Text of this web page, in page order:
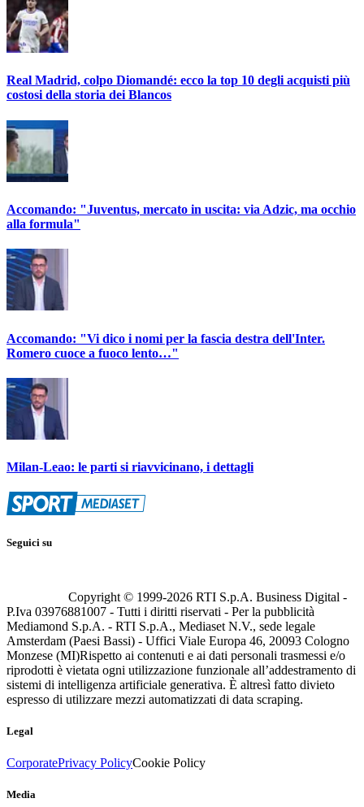
Real Madrid, colpo Diomandé: ecco la top 10 degli acquisti più
costosi della storia dei Blancos
Accomando: "Juventus, mercato in uscita: via Adzic, ma occhio
alla formula"
Accomando: "Vi dico i nomi per la fascia destra dell'Inter.
Romero cuoce a fuoco lento…"
Milan-Leao: le parti si riavvicinano, i dettagli
Seguici su
Copyright © 1999-2026 RTI S.p.A. Business Digital -
P.Iva 03976881007 - Tutti i diritti riservati - Per la pubblicità
Mediamond S.p.A. - RTI S.p.A., Mediaset N.V., sede legale
Amsterdam (Paesi Bassi) - Uffici Viale Europa 46, 20093 Cologno
Monzese (MI)Rispetto ai contenuti e ai dati personali trasmessi e/o
riprodotti è vietata ogni utilizzazione funzionale all’addestramento di
sistemi di intelligenza artificiale generativa. È altresì fatto divieto
espresso di utilizzare mezzi automatizzati di data scraping.
Legal
CorporatePrivacy PolicyCookie Policy
Media